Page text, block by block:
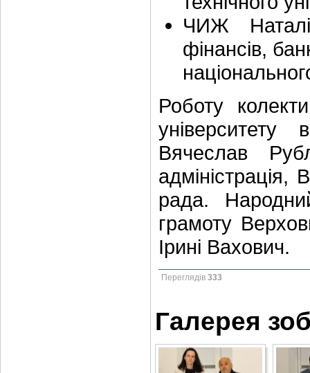
ЧИЖ
фінансів,
Роботу
університету
Вячеслав
рада.
грамоту
Ірині Вахович.
Переглядів 333
Галерея